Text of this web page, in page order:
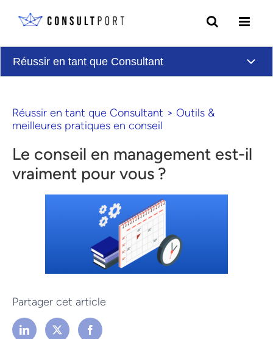
Réussir en tant que Consultant
Réussir en tant que Consultant > Outils &
meilleures pratiques en conseil
Le conseil en management est-il
vraiment pour vous ?
Partager cet article